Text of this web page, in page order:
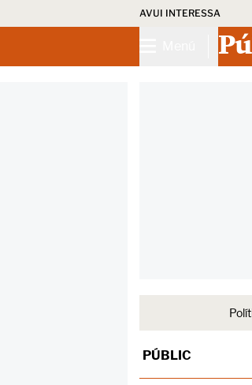
AVUI INTERESSA
PÚBLIC